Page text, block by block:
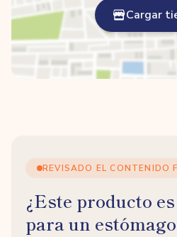
Cargar
REVISADO EL CONTENIDO
¿Este producto
para un